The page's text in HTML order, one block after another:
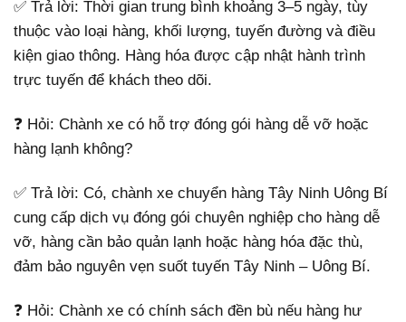
✅ Trả lời: Thời gian trung bình khoảng 3–5 ngày, tùy
thuộc vào loại hàng, khối lượng, tuyến đường và điều
kiện giao thông. Hàng hóa được cập nhật hành trình
trực tuyến để khách theo dõi.
❓ Hỏi: Chành xe có hỗ trợ đóng gói hàng dễ vỡ hoặc
hàng lạnh không?
✅ Trả lời: Có, chành xe chuyển hàng Tây Ninh Uông Bí
cung cấp dịch vụ đóng gói chuyên nghiệp cho hàng dễ
vỡ, hàng cần bảo quản lạnh hoặc hàng hóa đặc thù,
đảm bảo nguyên vẹn suốt tuyến Tây Ninh – Uông Bí.
❓ Hỏi: Chành xe có chính sách đền bù nếu hàng hư